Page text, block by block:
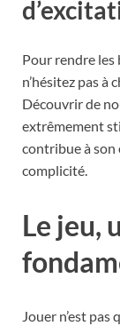
Pour rendre les
n’hésitez pas à
Découvrir de
extrêmement
contribue à
complicité.
Le jeu,
Jouer n’est